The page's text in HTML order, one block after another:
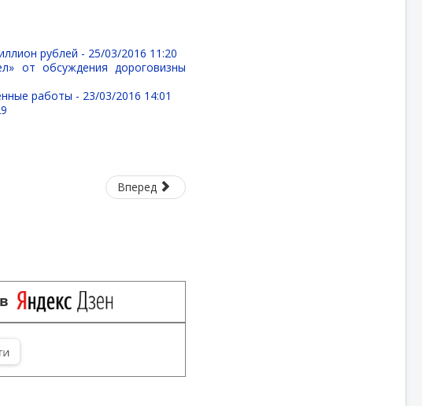
рублей - 25/03/2016 11:20
от обсуждения дороговизны
работы - 23/03/2016 14:01
Вперед